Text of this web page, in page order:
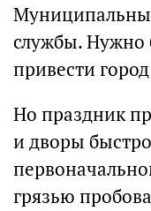
службы.
привести
Но праздник
и дворы
грязью